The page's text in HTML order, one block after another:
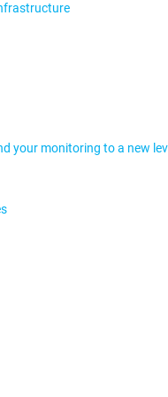
your monitoring to a new